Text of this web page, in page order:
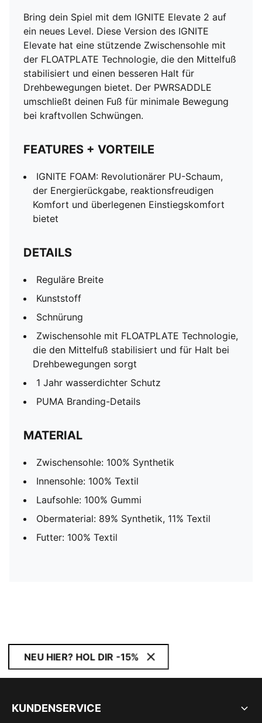
Bring dein Spiel mit dem IGNITE Elevate 2 auf
ein neues Level. Diese Version des IGNITE
Elevate hat eine stützende Zwischensohle mit
der FLOATPLATE Technologie, die den Mittelfuß
stabilisiert und einen besseren Halt für
Drehbewegungen bietet. Der PWRSADDLE
umschließt deinen Fuß für minimale Bewegung
bei kraftvollen Schwüngen.
FEATURES + VORTEILE
IGNITE FOAM: Revolutionärer PU-Schaum,
der Energierückgabe, reaktionsfreudigen
Komfort und überlegenen Einstiegskomfort
bietet
DETAILS
Reguläre Breite
Kunststoff
Schnürung
Zwischensohle mit FLOATPLATE Technologie,
die den Mittelfuß stabilisiert und für Halt bei
Drehbewegungen sorgt
1 Jahr wasserdichter Schutz
PUMA Branding-Details
MATERIAL
Zwischensohle: 100% Synthetik
Innensohle: 100% Textil
Laufsohle: 100% Gummi
Obermaterial: 89% Synthetik, 11% Textil
Futter: 100% Textil
NEU HIER? HOL DIR -15%
KUNDENSERVICE